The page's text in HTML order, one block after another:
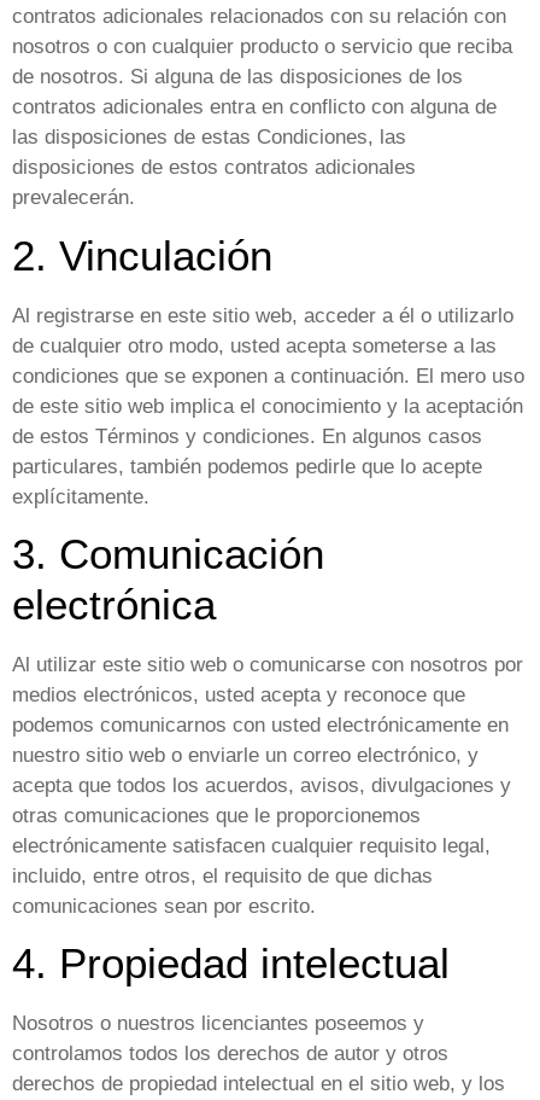
contratos adicionales relacionados con su relación con
nosotros o con cualquier producto o servicio que reciba
de nosotros. Si alguna de las disposiciones de los
contratos adicionales entra en conflicto con alguna de
las disposiciones de estas Condiciones, las
disposiciones de estos contratos adicionales
prevalecerán.
2. Vinculación
Al registrarse en este sitio web, acceder a él o utilizarlo
de cualquier otro modo, usted acepta someterse a las
condiciones que se exponen a continuación. El mero uso
de este sitio web implica el conocimiento y la aceptación
de estos Términos y condiciones. En algunos casos
particulares, también podemos pedirle que lo acepte
explícitamente.
3. Comunicación
electrónica
Al utilizar este sitio web o comunicarse con nosotros por
medios electrónicos, usted acepta y reconoce que
podemos comunicarnos con usted electrónicamente en
nuestro sitio web o enviarle un correo electrónico, y
acepta que todos los acuerdos, avisos, divulgaciones y
otras comunicaciones que le proporcionemos
electrónicamente satisfacen cualquier requisito legal,
incluido, entre otros, el requisito de que dichas
comunicaciones sean por escrito.
4. Propiedad intelectual
Nosotros o nuestros licenciantes poseemos y
controlamos todos los derechos de autor y otros
derechos de propiedad intelectual en el sitio web, y los